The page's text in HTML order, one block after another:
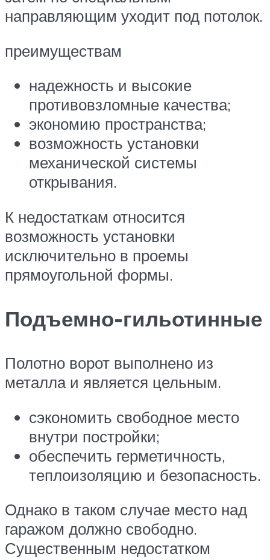
направляющим уходит под потолок.
преимуществам
надежность и высокие
противовзломные качества;
экономию пространства;
возможность установки
механической системы
открывания.
К недостаткам относится
возможность установки
исключительно в проемы
прямоугольной формы.
Подъемно-гильотинные
Полотно ворот выполнено из
металла и является цельным.
сэкономить свободное место
внутри постройки;
обеспечить герметичность,
теплоизоляцию и безопасность.
Однако в таком случае место над
гаражом должно свободно.
Существенным недостатком